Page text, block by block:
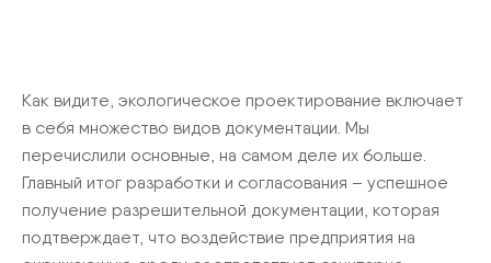
Как видите, экологическое проектирование включает
в себя множество видов документации. Мы
перечислили основные, на самом деле их больше.
Главный итог разработки и согласования – успешное
получение разрешительной документации, которая
подтверждает, что воздействие предприятия на